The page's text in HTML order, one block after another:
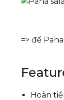
=> để
Hoàn